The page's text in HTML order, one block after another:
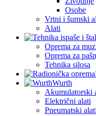
Osobe
Vrtni i šumski
Alati
Oprema za
Oprema za
Tehnika silosa
Wurth
Akumulatorski
Električni alati
Pneumatski alati